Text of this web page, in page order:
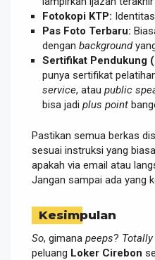
Fotokopi KTP:
Pas Foto Terbaru:
dengan background
Sertifikat Pendukung
punya sertifikat
service, atau public
bisa jadi plus point
Pastikan semua berkas
sesuai instruksi yang
apakah via email atau
Jangan sampai ada yang
Kesimpulan
So, gimana peeps? Totally
peluang Loker Cirebon